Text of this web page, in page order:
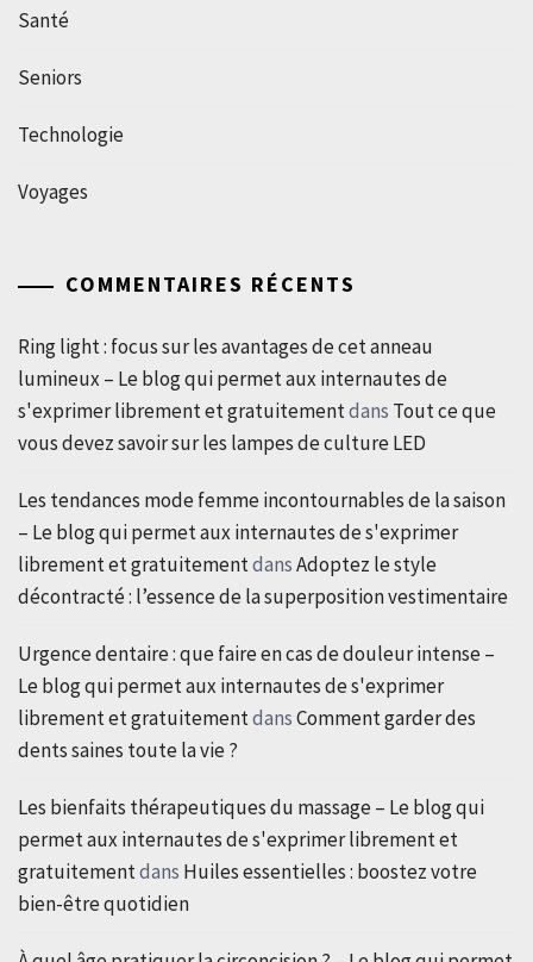
Santé
Seniors
Technologie
Voyages
COMMENTAIRES RÉCENTS
Ring light : focus sur les avantages de cet anneau
lumineux – Le blog qui permet aux internautes de
s'exprimer librement et gratuitementdans Tout ce que
vous devez savoir sur les lampes de culture LED
Les tendances mode femme incontournables de la saison
– Le blog qui permet aux internautes de s'exprimer
librement et gratuitementdansAdoptez le style
décontracté : l’essence de la superposition vestimentaire
Urgence dentaire : que faire en cas de douleur intense –
Le blog qui permet aux internautes de s'exprimer
librement et gratuitementdansComment garder des
dents saines toute la vie ?
Les bienfaits thérapeutiques du massage – Le blog qui
permet aux internautes de s'exprimer librement et
gratuitementdans Huiles essentielles : boostez votre
bien-être quotidien